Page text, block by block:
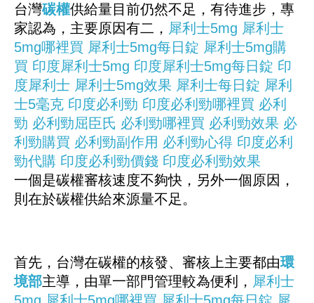
台灣碳權供給量目前仍然不足，有待進步，專
家認為，主要原因有二， 犀利士5mg 犀利士
5mg哪裡買 犀利士5mg每日錠 犀利士5mg購
買 印度犀利士5mg 印度犀利士5mg每日錠 印
度犀利士 犀利士5mg效果 犀利士每日錠 犀利
士5毫克 印度必利勁 印度必利勁哪裡買 必利
勁 必利勁屈臣氏 必利勁哪裡買 必利勁效果 必
利勁購買 必利勁副作用 必利勁心得 印度必利
勁代購 印度必利勁價錢 印度必利勁效果
一個是碳權審核速度不夠快，另外一個原因，
則在於碳權供給來源量不足。
首先，台灣在碳權的核發、審核上主要都由環
境部主導，由單一部門管理較為便利， 犀利士